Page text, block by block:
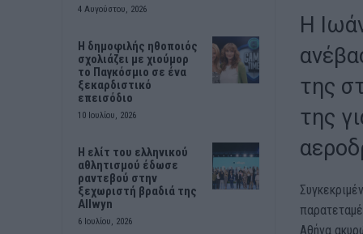
4 Αυγούστου, 2026
Η δημοφιλής ηθοποιός
σχολιάζει με χιούμορ
το Παγκόσμιο σε ένα
ξεκαρδιστικό
επεισόδιο
10 Ιουλίου, 2026
Η ελίτ του ελληνικού
αθλητισμού έδωσε
ραντεβού στην
ξεχωριστή βραδιά της
Allwyn
6 Ιουλίου, 2026
Η
της
της
Αθήνα